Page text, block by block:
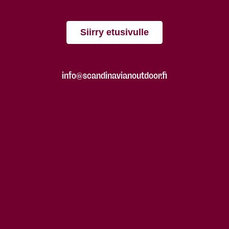
Siirry etusivulle
info@scandinavianoutdoor.fi